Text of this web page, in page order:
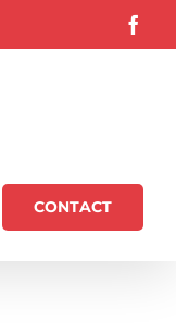
CONTACT